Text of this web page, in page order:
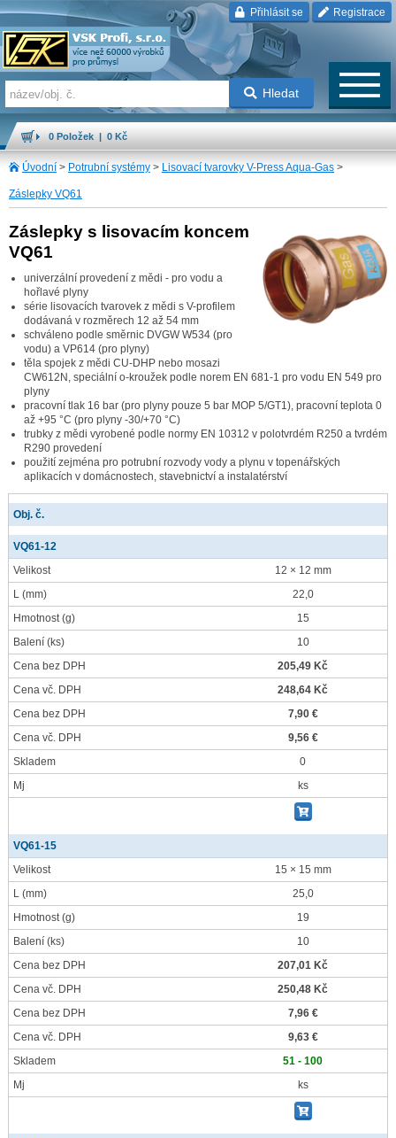
Přihlásit se Registrace
Hledat
0 Položek | 0 Kč
Úvodní > Potrubní systémy > Lisovací tvarovky V-Press Aqua-Gas >
Záslepky VQ61
Záslepky s lisovacím koncem
VQ61
univerzální provedení z mědi - pro vodu a
hořlavé plyny
série lisovacích tvarovek z mědi s V-profilem
dodávaná v rozměrech 12 až 54 mm
schváleno podle směrnic DVGW W534 (pro
vodu) a VP614 (pro plyny)
těla spojek z mědi CU-DHP nebo mosazi
CW612N, speciální o-kroužek podle norem EN 681-1 pro vodu EN 549 pro
plyny
pracovní tlak 16 bar (pro plyny pouze 5 bar MOP 5/GT1), pracovní teplota 0
až +95 °C (pro plyny -30/+70 °C)
trubky z mědi vyrobené podle normy EN 10312 v polotvrdém R250 a tvrdém
R290 provedení
použití zejména pro potrubní rozvody vody a plynu v topenářských
aplikacích v domácnostech, stavebnictví a instalatérství
Obj. č.
VQ61-12
Velikost
12 × 12 mm
L (mm)
22,0
Hmotnost(g)
15
Balení (ks)
10
Cena bez DPH
205,49 Kč
Cena vč. DPH
248,64 Kč
Cena bez DPH
7,90 €
Cena vč. DPH
9,56 €
Skladem
0
Mj
ks
VQ61-15
Velikost
15 × 15 mm
L (mm)
25,0
Hmotnost(g)
19
Balení (ks)
10
Cena bez DPH
207,01 Kč
Cena vč. DPH
250,48 Kč
Cena bez DPH
7,96 €
Cena vč. DPH
9,63 €
Skladem
51 - 100
Mj
ks